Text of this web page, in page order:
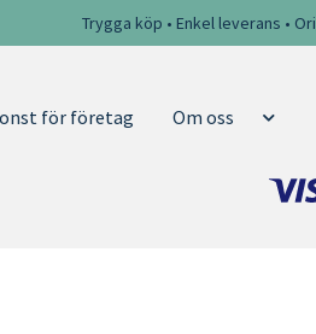
Trygga köp • Enkel leverans •
för företag Om oss